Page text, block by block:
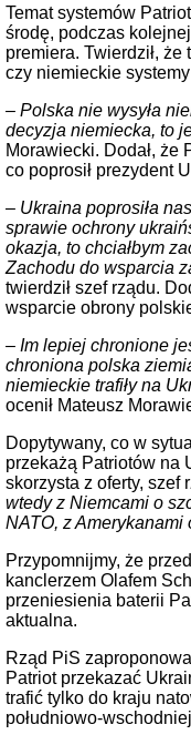
Temat systemów
środę, podczas
premiera. Twierdził,
czy niemieckie
– Polska nie wysyła
decyzja niemiecka, to
Morawiecki. Dodał, że
co poprosił prezydent
– Ukraina poprosiła
sprawie ochrony
okazja, to chciałbym
Zachodu do wsparcia
twierdził szef rządu.
wsparcie obrony
– Im lepiej chronione
chroniona polska
niemieckie trafiły na
ocenił Mateusz
Dopytywany, co w
przekażą Patriotów na
skorzysta z oferty, szef
wtedy z Niemcami o
NATO, z
Przypomnijmy, że
kanclerzem Olafem
przeniesienia baterii
aktualna.
Rząd PiS
Patriot przekazać
trafić tylko do kraju
południowo-